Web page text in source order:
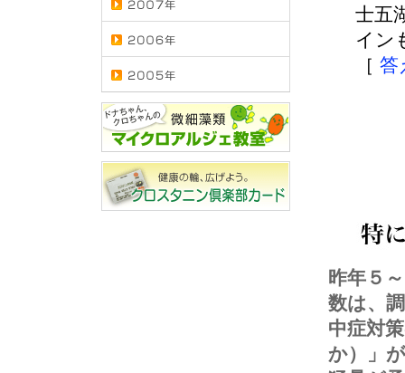
士五
イン
［ 答
昨年５
数は、
中症対
か）」